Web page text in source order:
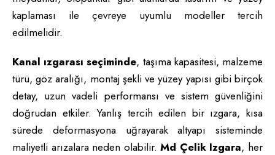
kaplaması ile çevreye uyumlu modeller tercih
edilmelidir.
Kanal ızgarası seçiminde, taşıma kapasitesi, malzeme
türü, göz aralığı, montaj şekli ve yüzey yapısı gibi birçok
detay, uzun vadeli performansı ve sistem güvenliğini
doğrudan etkiler. Yanlış tercih edilen bir ızgara, kısa
sürede deformasyona uğrayarak altyapı sisteminde
maliyetli arızalara neden olabilir.Md Çelik Izgara, her